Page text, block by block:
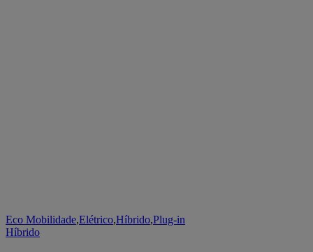
Eco Mobilidade,Elétrico,Híbrido,Plug-in
Híbrido